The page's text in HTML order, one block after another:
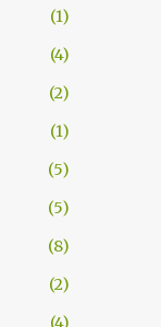
1
4
2
1
5
5
8
2
4